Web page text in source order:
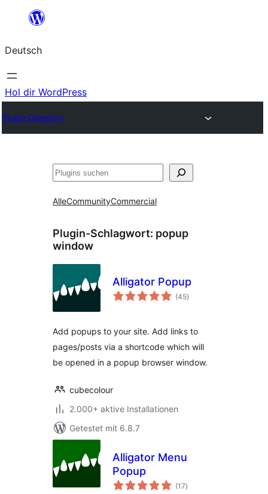
springen
Deutsch
Hol dir WordPress
Plugin Directory
Suchen
AlleCommunityCommercial
Plugin-Schlagwort: popup
window
Alligator Popup
(45Bewertungen
insgesamt
)
Add popups to your site. Add links to
pages/posts via a shortcode which will
be opened in a popup browser window.
cubecolour
2.000+ aktive Installationen
Getestet mit 6.8.7
Alligator Menu
Popup
(17Bewertungen
insgesamt
)